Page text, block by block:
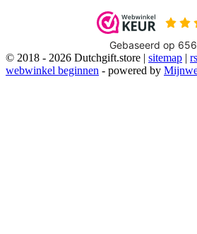
© 2018 - 2026 Dutchgift.store | sitemap |
webwinkel beginnen - powered by